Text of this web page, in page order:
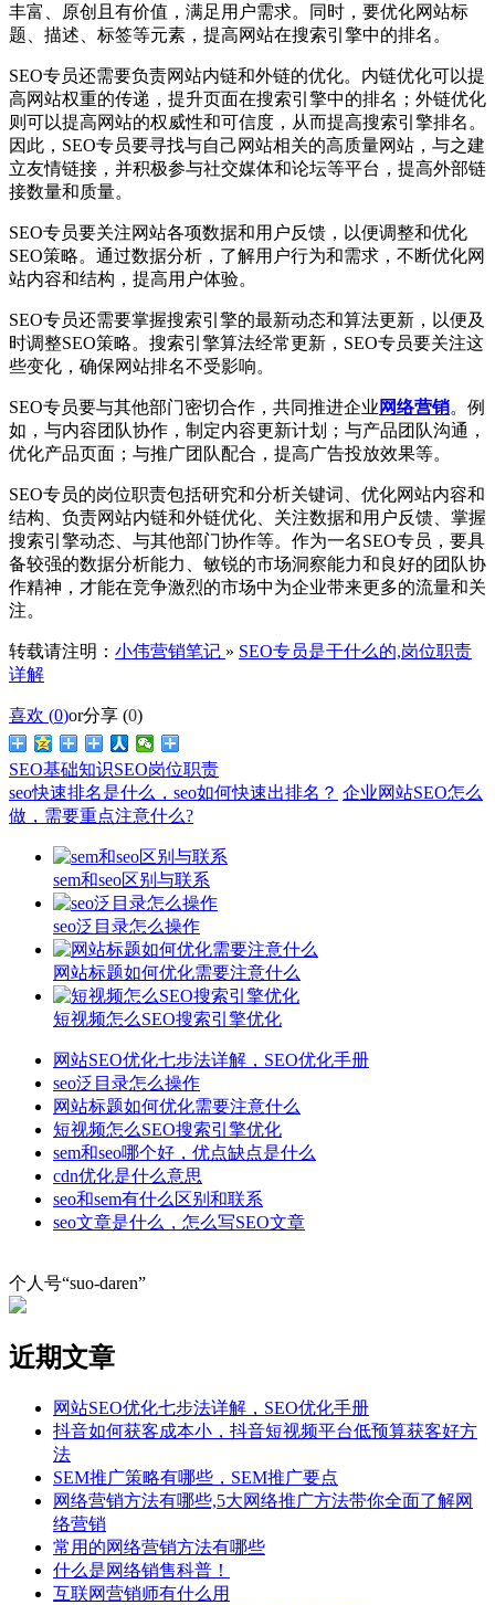
丰富、原创且有价值，满足用户需求。同时，要优化网站标
题、描述、标签等元素，提高网站在搜索引擎中的排名。
SEO专员还需要负责网站内链和外链的优化。内链优化可以提
高网站权重的传递，提升页面在搜索引擎中的排名；外链优化
则可以提高网站的权威性和可信度，从而提高搜索引擎排名。
因此，SEO专员要寻找与自己网站相关的高质量网站，与之建
立友情链接，并积极参与社交媒体和论坛等平台，提高外部链
接数量和质量。
SEO专员要关注网站各项数据和用户反馈，以便调整和优化
SEO策略。通过数据分析，了解用户行为和需求，不断优化网
站内容和结构，提高用户体验。
SEO专员还需要掌握搜索引擎的最新动态和算法更新，以便及
时调整SEO策略。搜索引擎算法经常更新，SEO专员要关注这
些变化，确保网站排名不受影响。
SEO专员要与其他部门密切合作，共同推进企业 网络营销。例
如，与内容团队协作，制定内容更新计划；与产品团队沟通，
优化产品页面；与推广团队配合，提高广告投放效果等。
SEO专员的岗位职责包括研究和分析关键词、优化网站内容和
结构、负责网站内链和外链优化、关注数据和用户反馈、掌握
搜索引擎动态、与其他部门协作等。作为一名SEO专员，要具
备较强的数据分析能力、敏锐的市场洞察能力和良好的团队协
作精神，才能在竞争激烈的市场中为企业带来更多的流量和关
注。
转载请注明： 小伟营销笔记 » SEO专员是干什么的,岗位职责
详解
喜欢 (0)or分享 (0)
SEO基础知识SEO岗位职责
seo快速排名是什么，seo如何快速出排名？ 企业网站SEO怎么
做，需要重点注意什么?
sem和seo区别与联系
seo泛目录怎么操作
网站标题如何优化需要注意什么
短视频怎么SEO搜索引擎优化
网站SEO优化七步法详解，SEO优化手册
seo泛目录怎么操作
网站标题如何优化需要注意什么
短视频怎么SEO搜索引擎优化
sem和seo哪个好，优点缺点是什么
cdn优化是什么意思
seo和sem有什么区别和联系
seo文章是什么，怎么写SEO文章
个人号“suo-daren”
近期文章
网站SEO优化七步法详解，SEO优化手册
抖音如何获客成本小，抖音短视频平台低预算获客好方
法
SEM推广策略有哪些，SEM推广要点
网络营销方法有哪些,5大网络推广方法带你全面了解网
络营销
常用的网络营销方法有哪些
什么是网络销售科普！
互联网营销师有什么用